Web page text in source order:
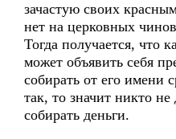
зачастую своих
нет на церковных
Тогда получается, что
может объявить себя
собирать от его имени
так, то значит никто
собирать деньги.